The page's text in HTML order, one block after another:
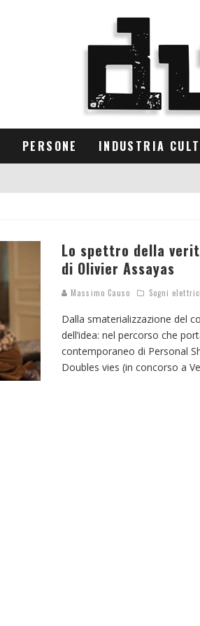
PERSONE INDUSTRIA
Lo spettro della
di Olivier Assayas
Massimo Causo Sogni elettrici
Dalla smaterializzazione del
dell’idea: nel percorso che
contemporaneo di Personal
Doubles vies (in concorso a